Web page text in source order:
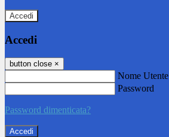
Accedi
Accedi
button close ×
Nome Utente
Password
Password dimenticata?